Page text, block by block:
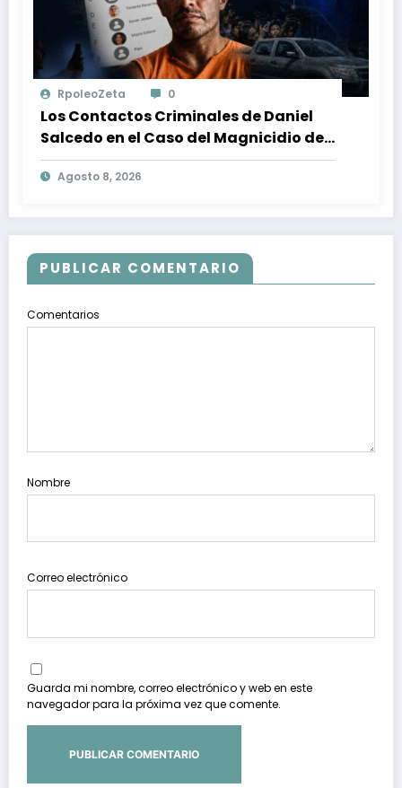
RpoleoZeta 0
Los Contactos Criminales de Daniel
Salcedo en el Caso del Magnicidio de
Fernando Villavicencio
Agosto 8, 2026
PUBLICAR COMENTARIO
Comentarios
Nombre
Correo electrónico
Guarda mi nombre, correo electrónico y web en este
navegador para la próxima vez que comente.